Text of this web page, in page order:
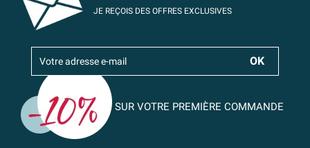
JE REÇOIS DES OFFRES EXCLUSIVES
SUR VOTRE PREMIÈRE COMMANDE